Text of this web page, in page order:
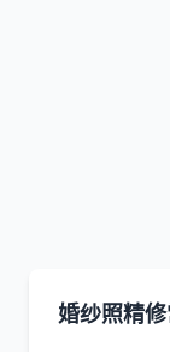
婚纱照精